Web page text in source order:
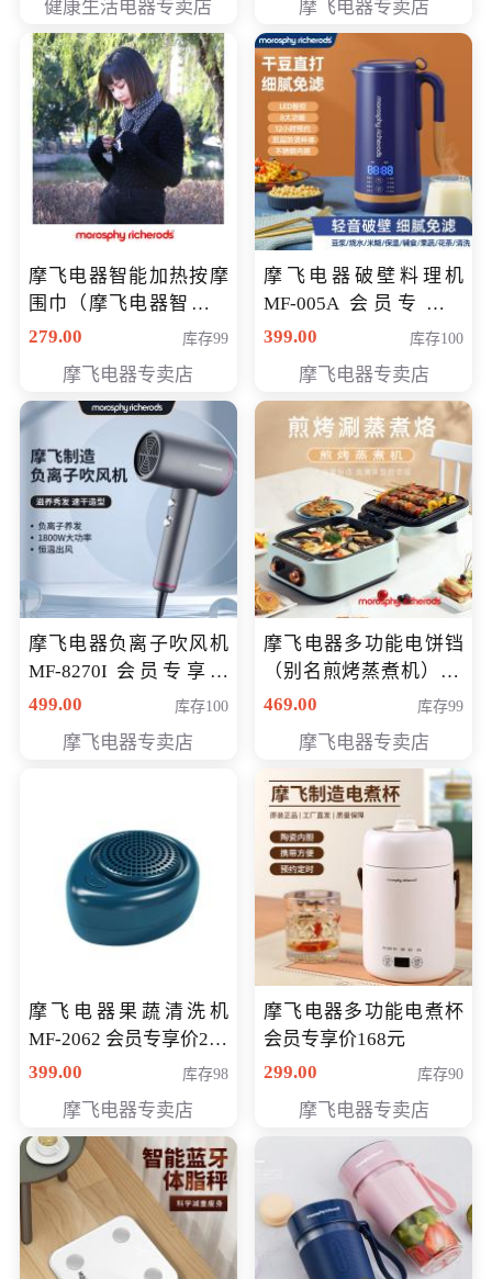
健康生活电器专卖店 摩飞电器专卖店
摩飞电器智能加热按摩
围巾（摩飞电器智能加
热按摩围脖） 会员专享
279.00 库存99
摩飞电器专卖店
摩飞电器破壁料理机
MF-005A 会员专享价
198元
399.00 库存100
摩飞电器专卖店
摩飞电器负离子吹风机
MF-8270I 会员专享价
369元
499.00 库存100
摩飞电器专卖店
摩飞电器多功能电饼铛
（别名煎烤蒸煮机） 型
号MF-8888B 会员专享
469.00 库存99
摩飞电器专卖店
摩飞电器果蔬清洗机
MF-2062 会员专享价268
元
399.00 库存98
摩飞电器专卖店
摩飞电器多功能电煮杯
会员专享价168元
299.00
库存90
摩飞电器专卖店